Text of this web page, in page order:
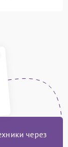
через